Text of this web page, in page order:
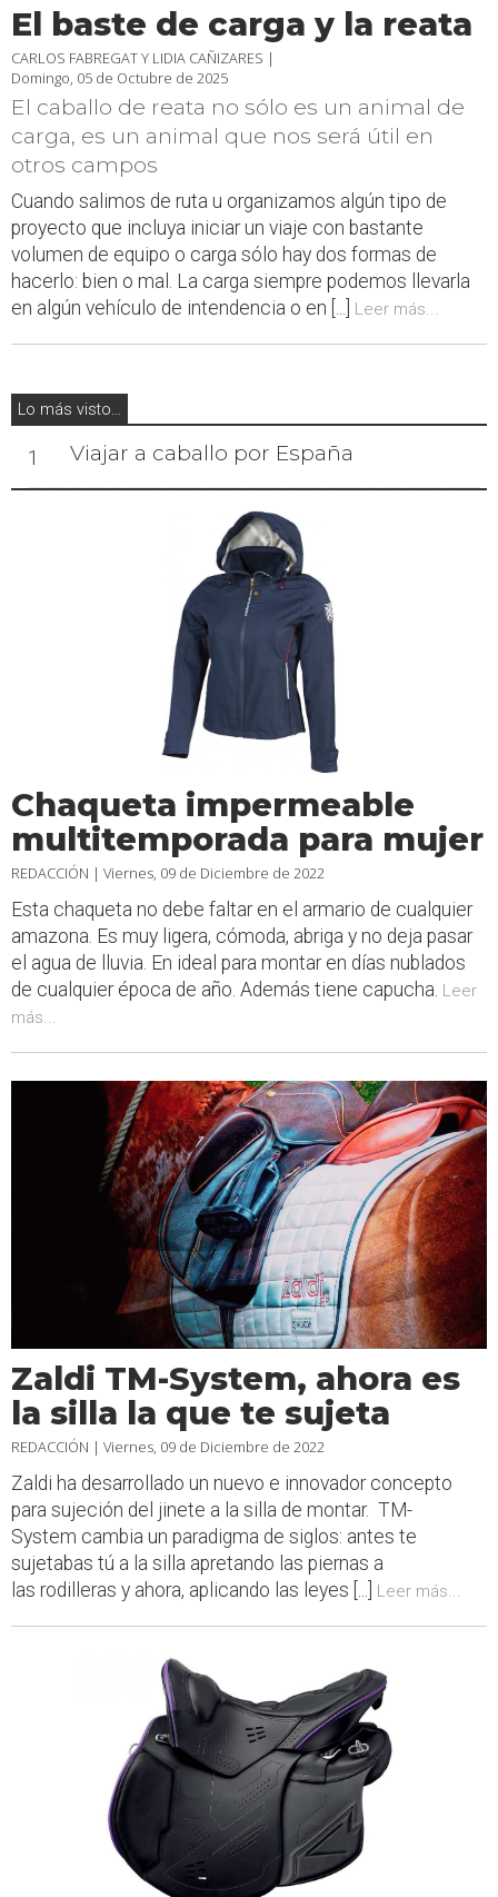
El baste de carga y la reata
CARLOS FABREGAT Y LIDIA CAÑIZARES |
Domingo, 05 de Octubre de 2025
El caballo de reata no sólo es un animal de
carga, es un animal que nos será útil en
otros campos
Cuando salimos de ruta u organizamos algún tipo de
proyecto que incluya iniciar un viaje con bastante
volumen de equipo o carga sólo hay dos formas de
hacerlo: bien o mal. La carga siempre podemos llevarla
en algún vehículo de intendencia o en [...] Leer más...
Lo más visto...
1 Viajar a caballo por España
Chaqueta impermeable
multitemporada para mujer
REDACCIÓN | Viernes, 09 de Diciembre de 2022
Esta chaqueta no debe faltar en el armario de cualquier
amazona. Es muy ligera, cómoda, abriga y no deja pasar
el agua de lluvia. En ideal para montar en días nublados
de cualquier época de año. Además tiene capucha. Leer
más...
Zaldi TM-System, ahora es
la silla la que te sujeta
REDACCIÓN | Viernes, 09 de Diciembre de 2022
Zaldi ha desarrollado un nuevo e innovador concepto
para sujeción del jinete a la silla de montar. TM-
System cambia un paradigma de siglos: antes te
sujetabas tú a la silla apretando las piernas a
las rodilleras y ahora, aplicando las leyes [...]
Leer más...